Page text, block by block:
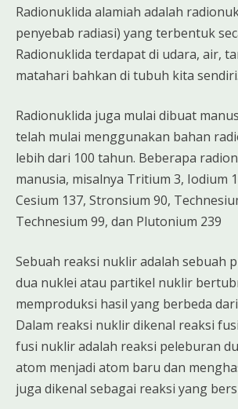
Radionuklida alamiah adalah
penyebab radiasi) yang terbentuk
Radionuklida terdapat di udara, air,
matahari bahkan di tubuh kita sendiri.
Radionuklida juga mulai dibuat
telah mulai menggunakan bahan
lebih dari 100 tahun. Beberapa
manusia, misalnya Tritium 3, Iodium
Cesium 137, Stronsium 90,
Technesium 99, dan Plutonium 239
Sebuah reaksi nuklir adalah sebuah
dua nuklei atau partikel nuklir
memproduksi hasil yang berbeda
Dalam reaksi nuklir dikenal reaksi
fusi nuklir adalah reaksi peleburan
atom menjadi atom baru dan
juga dikenal sebagai reaksi yang